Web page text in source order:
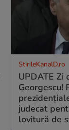
StirileKanalD.ro
UPDATE Zi
Georgescu!
judecat
lovitură de